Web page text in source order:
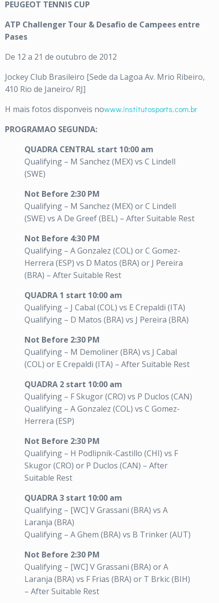
PEUGEOT TENNIS CUP
ATP Challenger Tour & Desafio de Campees entre
Pases
De 12 a 21 de outubro de 2012
Jockey Club Brasileiro [Sede da Lagoa Av. Mrio Ribeiro,
410 Rio de Janeiro/ RJ]
H mais fotos disponveis nowww.institutosports.com.br
PROGRAMAO SEGUNDA:
QUADRA CENTRAL start 10:00 am
Qualifying – M Sanchez (MEX) vs C Lindell
(SWE)
Not Before 2:30 PM
Qualifying – M Sanchez (MEX) or C Lindell
(SWE) vs A De Greef (BEL) – After Suitable Rest
Not Before 4:30 PM
Qualifying – A Gonzalez (COL) or C Gomez-
Herrera (ESP) vs D Matos (BRA) or J Pereira
(BRA) – After Suitable Rest
QUADRA 1 start 10:00 am
Qualifying – J Cabal (COL) vs E Crepaldi (ITA)
Qualifying – D Matos (BRA) vs J Pereira (BRA)
Not Before 2:30 PM
Qualifying – M Demoliner (BRA) vs J Cabal
(COL) or E Crepaldi (ITA) – After Suitable Rest
QUADRA 2 start 10:00 am
Qualifying – F Skugor (CRO) vs P Duclos (CAN)
Qualifying – A Gonzalez (COL) vs C Gomez-
Herrera (ESP)
Not Before 2:30 PM
Qualifying – H Podlipnik-Castillo (CHI) vs F
Skugor (CRO) or P Duclos (CAN) – After
Suitable Rest
QUADRA 3 start 10:00 am
Qualifying – [WC] V Grassani (BRA) vs A
Laranja (BRA)
Qualifying – A Ghem (BRA) vs B Trinker (AUT)
Not Before 2:30 PM
Qualifying – [WC] V Grassani (BRA) or A
Laranja (BRA) vs F Frias (BRA) or T Brkic (BIH)
– After Suitable Rest